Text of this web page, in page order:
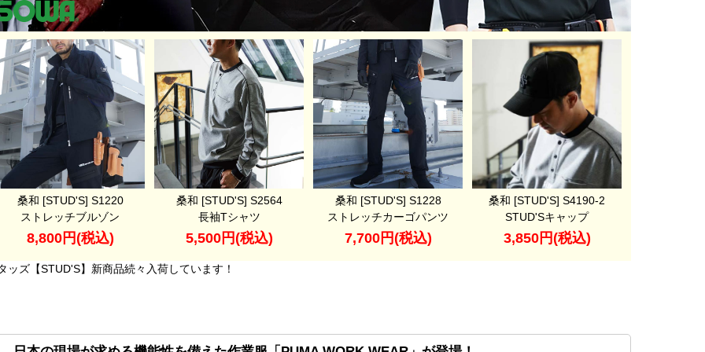
桑和 [STUD'S] S1220
ストレッチブルゾン
8,800円(税込)
桑和 [STUD'S] S2564
長袖Tシャツ
5,500円(税込)
桑和 [STUD'S] S1228
ストレッチカーゴパンツ
7,700円(税込)
桑和 [STUD'S] S4190-2
STUD'Sキャップ
3,850円(税込)
ッズ【STUD'S】新商品続々入荷しています！